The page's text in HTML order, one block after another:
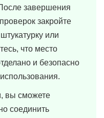
завершения
закройте
или
что место
и безопасно
вы сможете
соединить